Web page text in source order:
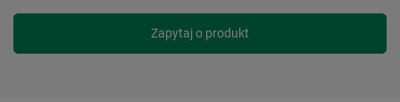
Zapytaj o produkt